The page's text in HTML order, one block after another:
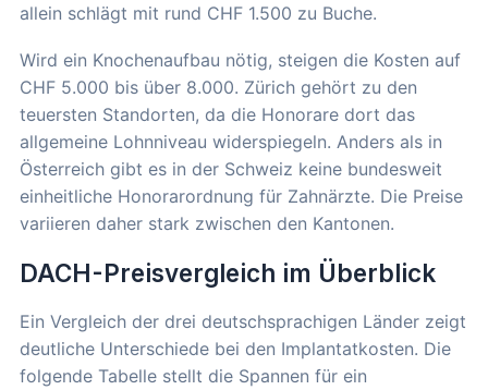
allein schlägt mit rund CHF 1.500 zu Buche.
Wird ein Knochenaufbau nötig, steigen die Kosten auf
CHF 5.000 bis über 8.000. Zürich gehört zu den
teuersten Standorten, da die Honorare dort das
allgemeine Lohnniveau widerspiegeln. Anders als in
Österreich gibt es in der Schweiz keine bundesweit
einheitliche Honorarordnung für Zahnärzte. Die Preise
variieren daher stark zwischen den Kantonen.
DACH-Preisvergleich im Überblick
Ein Vergleich der drei deutschsprachigen Länder zeigt
deutliche Unterschiede bei den Implantatkosten. Die
folgende Tabelle stellt die Spannen für ein